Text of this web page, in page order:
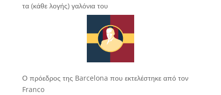
τα (κάθε λογής) γαλόνια του
Ο πρόεδρος της Barcelona που εκτελέστηκε από τον
Franco